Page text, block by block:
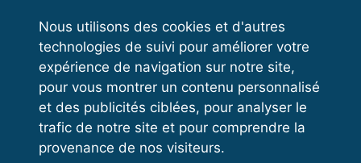
Nous utilisons des cookies et d'autres
technologies de suivi pour améliorer votre
expérience de navigation sur notre site,
pour vous montrer un contenu personnalisé
et des publicités ciblées, pour analyser le
trafic de notre site et pour comprendre la
provenance de nos visiteurs.
VOS ESPACES
Espace dirigeant
Espace licencié
Trouver un club